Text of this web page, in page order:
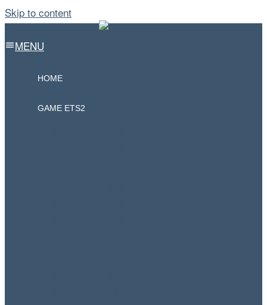
Skip to content
MENU
HOME
GAME ETS2